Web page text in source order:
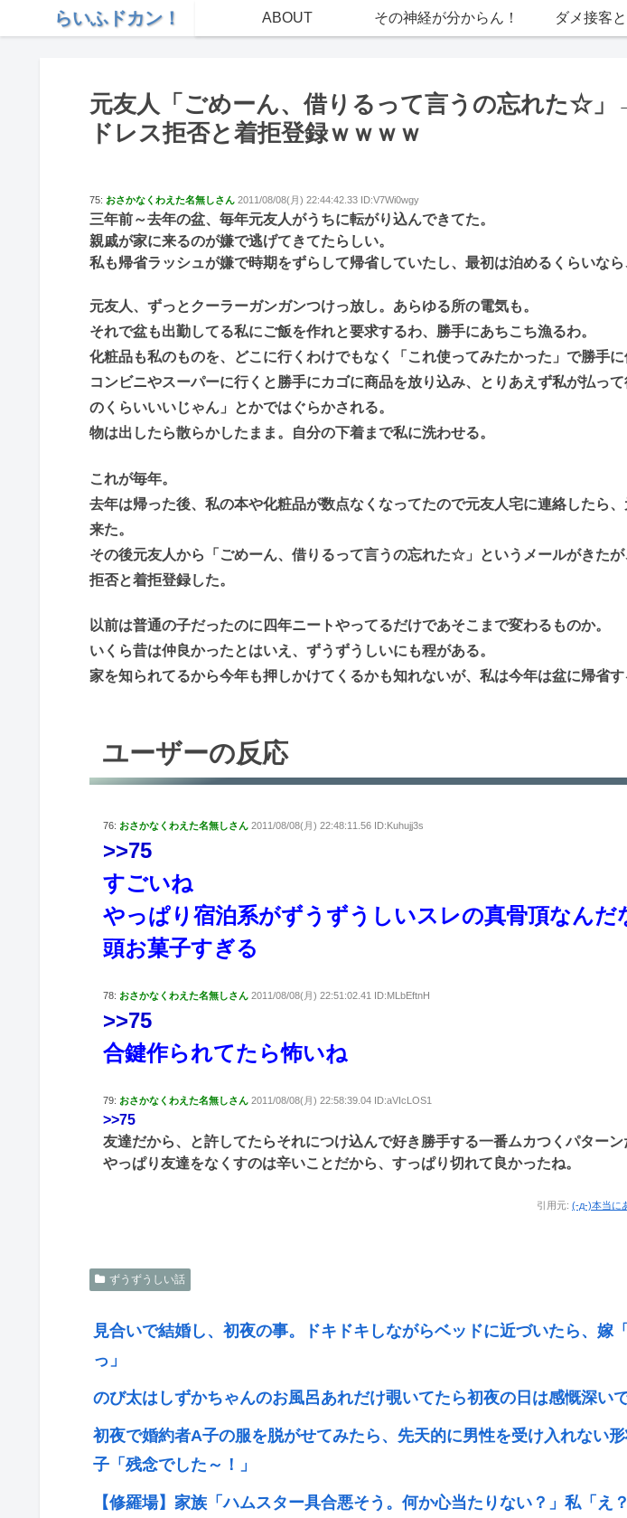
らいふドカン！ ABOUT その神経が分からん！ ダメ接客
元友人「ごめーん、借りるって言うの忘れた☆
ドレス拒否と着拒登録ｗｗｗｗ
75: おさかなくわえた名無しさん 2011/08/08(月) 22:44:42.33 ID:V7Wi0wgy
三年前～去年の盆、毎年元友人がうちに転がり込んできてた。
親戚が家に来るのが嫌で逃げてきてたらしい。
私も帰省ラッシュが嫌で時期をずらして帰省していたし、最初は泊めるくらいなら
元友人、ずっとクーラーガンガンつけっ放し。あらゆる所の電気も。
それで盆も出勤してる私にご飯を作れと要求するわ、勝手にあちこち漁るわ。
化粧品も私のものを、どこに行くわけでもなく「これ使ってみたかった」で勝手に
コンビニやスーパーに行くと勝手にカゴに商品を放り込み、とりあえず私が払っ
のくらいいいじゃん」とかではぐらかされる。
物は出したら散らかしたまま。自分の下着まで私に洗わせる。
これが毎年。
去年は帰った後、私の本や化粧品が数点なくなってたので元友人宅に連絡したら
来た。
その後元友人から「ごめーん、借りるって言うの忘れた☆」というメールがきた
拒否と着拒登録した。
以前は普通の子だったのに四年ニートやってるだけであそこまで変わるものか。
いくら昔は仲良かったとはいえ、ずうずうしいにも程がある。
家を知られてるから今年も押しかけてくるかも知れないが、私は今年は盆に帰省す
ユーザーの反応
76: おさかなくわえた名無しさん 2011/08/08(月) 22:48:11.56 ID:Kuhujj3s
>>75
すごいね
やっぱり宿泊系がずうずうしいスレの真骨頂なんだ
頭お菓子すぎる
78: おさかなくわえた名無しさん 2011/08/08(月) 22:51:02.41 ID:MLbEftnH
>>75
合鍵作られてたら怖いね
79: おさかなくわえた名無しさん 2011/08/08(月) 22:58:39.04 ID:aVIcLOS1
>>75
友達だから、と許してたらそれにつけ込んで好き勝手する一番ムカつくパターン
やっぱり友達をなくすのは辛いことだから、すっぱり切れて良かったね。
引用元: (-д-)本当に
ずうずうしい話
見合いで結婚し、初夜の事。ドキドキしながらベッドに近づいたら、嫁
っ」
のび太はしずかちゃんのお風呂あれだけ覗いてたら初夜の日は感慨深い
初夜で婚約者A子の服を脱がせてみたら、先天的に男性を受け入れない
子「残念でした～！」
【修羅場】家族「ハムスター具合悪そう。何か心当たりない？」私「え